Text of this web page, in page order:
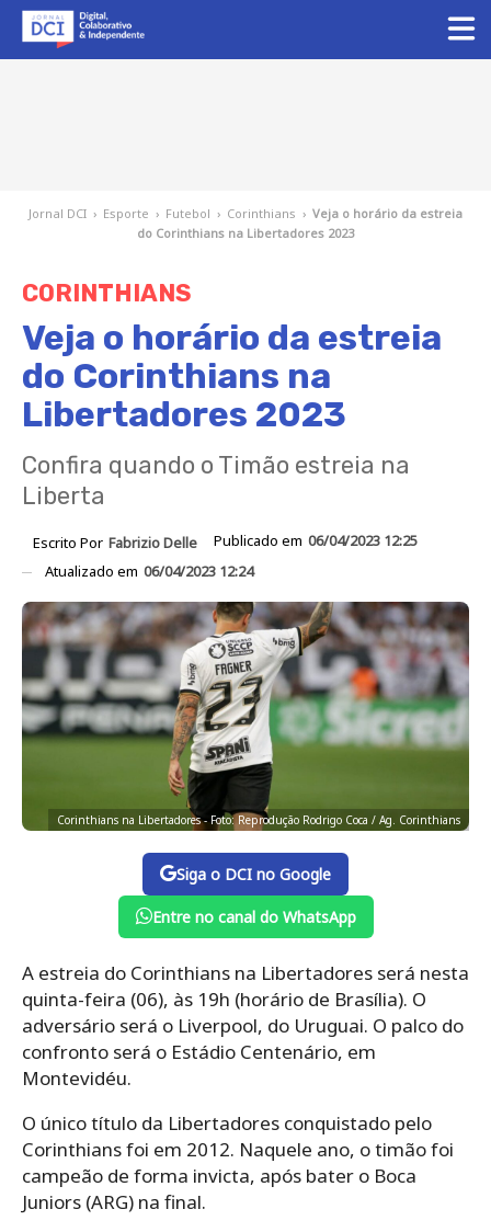
Jornal DCI › Esporte › Futebol › Corinthians › Veja o horário da estreia
do Corinthians na Libertadores 2023
CORINTHIANS
Veja o horário da estreia
do Corinthians na
Libertadores 2023
Confira quando o Timão estreia na
Liberta
Escrito Por Fabrizio Delle Publicado em 06/04/2023 12:25
Atualizado em 06/04/2023 12:24
Corinthians na Libertadores - Foto: Reprodução Rodrigo Coca / Ag. Corinthians
Siga o DCI no Google
Entre no canal do WhatsApp
A estreia do Corinthians na Libertadores será nesta
quinta-feira (06), às 19h (horário de Brasília). O
adversário será o Liverpool, do Uruguai. O palco do
confronto será o Estádio Centenário, em
Montevidéu.
O único título da Libertadores conquistado pelo
Corinthians foi em 2012. Naquele ano, o timão foi
campeão de forma invicta, após bater o Boca
Juniors (ARG) na final.